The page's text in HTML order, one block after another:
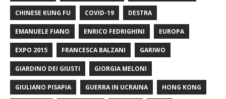
CHINESE KUNG FU COVID-19 DESTRA
EMANUELE FIANO ENRICO FEDRIGHINI EUROPA
EXPO 2015 FRANCESCA BALZANI GARIWO
GIARDINO DEI GIUSTI GIORGIA MELONI
GIULIANO PISAPIA GUERRA IN UCRAINA HONG KONG